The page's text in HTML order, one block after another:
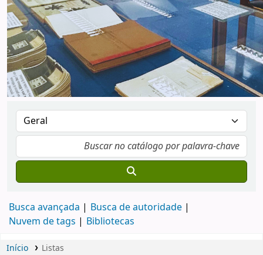
Busca avançada
Busca de autoridade
Nuvem de tags
Bibliotecas
Início Listas